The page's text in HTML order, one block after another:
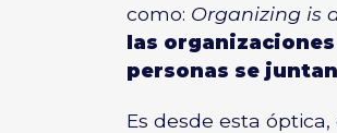
como: Organizing is
las
personas se
Es desde esta